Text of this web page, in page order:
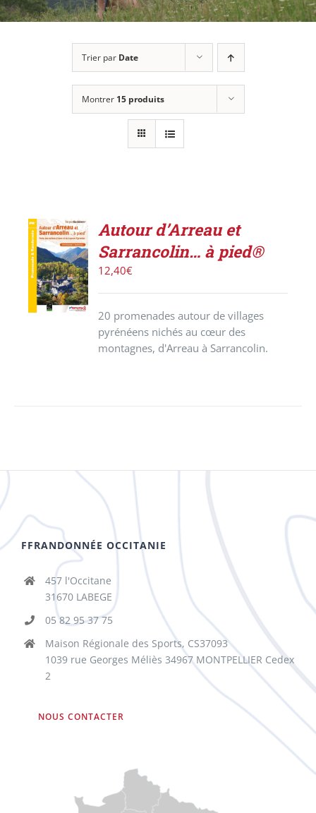
Trier par Date
Montrer 15 produits
ACHETER
LE
PRODUIT
/
DÉTAILS
Autour d’Arreau et
Sarrancolin… à pied®
12,40€
20 promenades autour de villages
pyrénéens nichés au cœur des
montagnes, d'Arreau à Sarrancolin.
FFRANDONNÉE OCCITANIE
457 l'Occitane
31670 LABEGE
05 82 95 37 75
Maison Régionale des Sports, CS37093
1039 rue Georges Méliès 34967 MONTPELLIER Cedex
2
NOUS CONTACTER